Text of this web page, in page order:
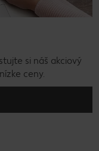
si náš akciový
ceny.